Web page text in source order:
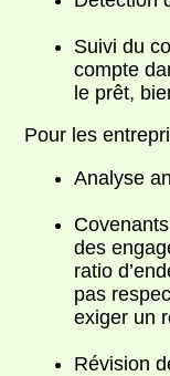
Suivi du
compte
le prêt,
Pour les
Analyse
des
ratio
pas
exiger un
Révision